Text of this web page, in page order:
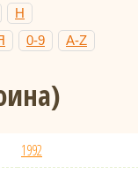
Н
0-9 A-Z
1992